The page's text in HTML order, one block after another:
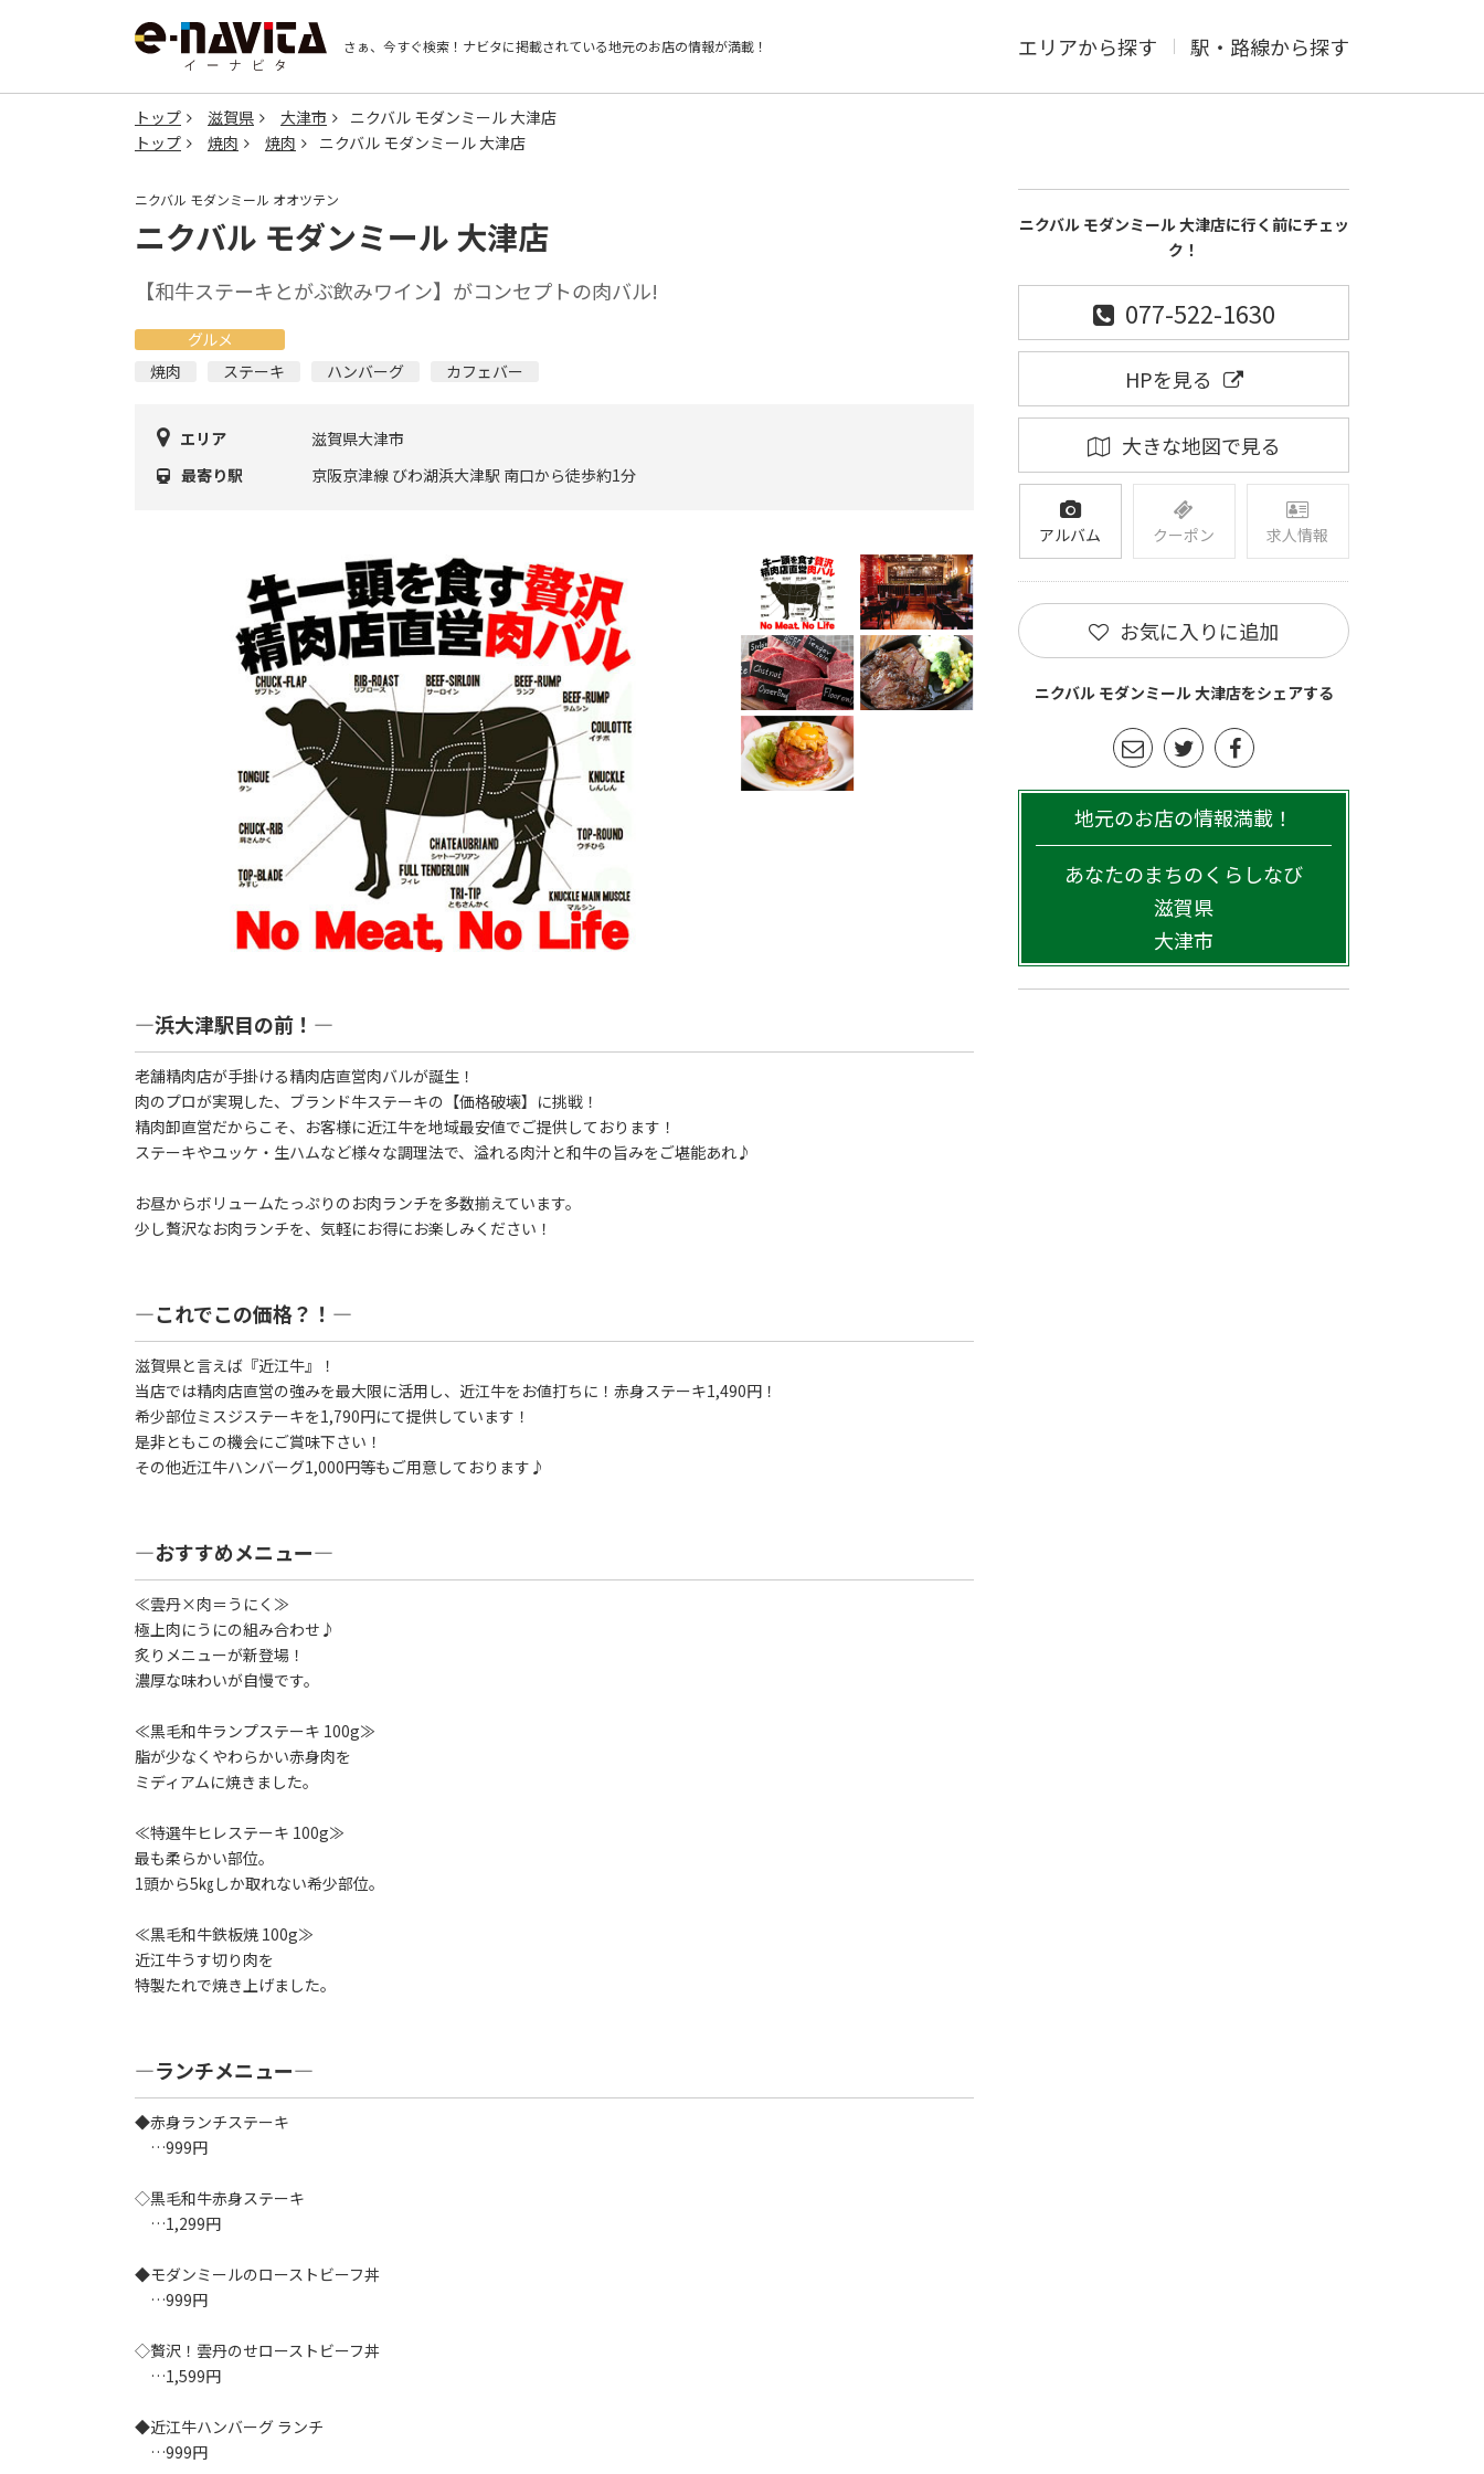
さぁ、今すぐ検索！ ナビタに掲載されている地元のお店の情報が満載！ エリアから探す 駅・路線から探す
トップ 滋賀県 大津市
ニクバル モダンミール 大津店
トップ
焼肉 焼肉 ニクバル モダンミール 大津店
ニクバル モダンミール オオツテン
ニクバル モダンミール 大津店
【和牛ステーキとがぶ飲みワイン】がコンセプトの肉バル!
グルメ
焼肉
ステーキ ハンバーグ カフェバー
エリア
滋賀県大津市
最寄り駅
京阪京津線 びわ湖浜大津駅 南口から徒歩約1分
―浜大津駅目の前！―
老舗精肉店が手掛ける精肉店直営肉バルが誕生！
肉のプロが実現した、ブランド牛ステーキの【価格破壊】に挑戦！
精肉卸直営だからこそ、お客様に近江牛を地域最安値でご提供しております！
ステーキやユッケ・生ハムなど様々な調理法で、溢れる肉汁と和牛の旨みをご堪能あれ♪
お昼からボリュームたっぷりのお肉ランチを多数揃えています。
少し贅沢なお肉ランチを、気軽にお得にお楽しみください！
―これでこの価格？！―
滋賀県と言えば『近江牛』！
当店では精肉店直営の強みを最大限に活用し、近江牛をお値打ちに！赤身ステーキ1,490円！
希少部位ミスジステーキを1,790円にて提供しています！
是非ともこの機会にご賞味下さい！
その他近江牛ハンバーグ1,000円等もご用意しております♪
―おすすめメニュー―
≪雲丹×肉＝うにく≫
極上肉にうにの組み合わせ♪
炙りメニューが新登場！
濃厚な味わいが自慢です。
≪黒毛和牛ランプステーキ 100g≫
脂が少なくやわらかい赤身肉を
ミディアムに焼きました。
≪特選牛ヒレステーキ 100g≫
最も柔らかい部位。
1頭から5㎏しか取れない希少部位。
≪黒毛和牛鉄板焼 100g≫
近江牛うす切り肉を
特製たれで焼き上げました。
―ランチメニュー―
◆赤身ランチステーキ
…999円
◇黒毛和牛赤身ステーキ
…1,299円
◆モダンミールのローストビーフ丼
…999円
◇贅沢！雲丹のせローストビーフ丼
…1,599円
◆近江牛ハンバーグ ランチ
…999円
ニクバル モダンミール 大津店に行く前にチェッ
ク！
077-522-1630
HPを見る
大きな地図で見る
アルバム クーポン 求人情報
お気に入りに追加
ニクバル モダンミール 大津店をシェアする
地元のお店の情報満載！
あなたのまちのくらしなび
滋賀県
大津市